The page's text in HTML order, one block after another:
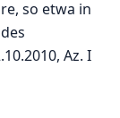
so etwa in
Az. I